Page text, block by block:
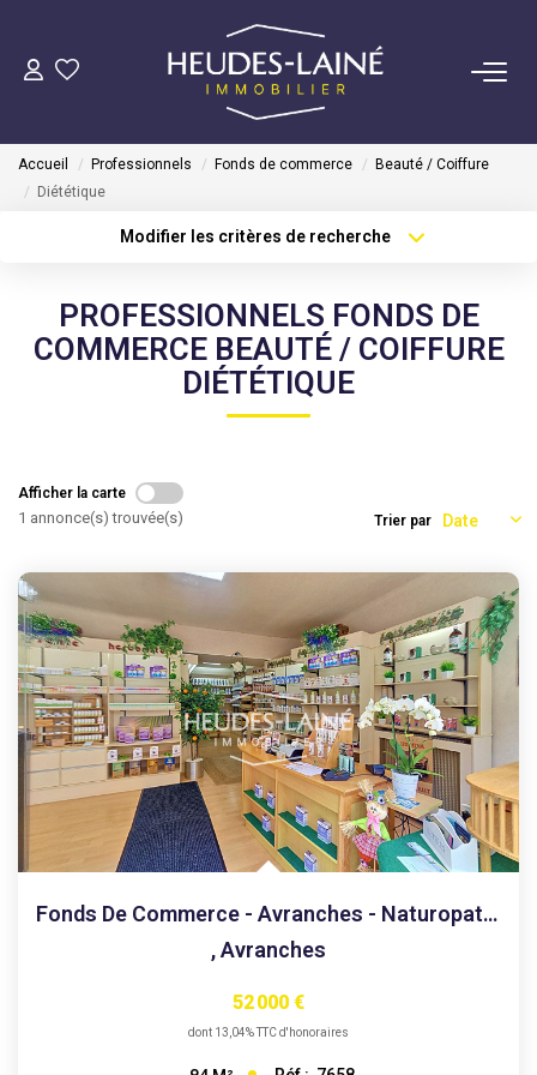
VENDRE
GÉRER
Mise En Location
Gestion Locative
AGENCES
CONTACT
EXTRANET
Accueil Professionnels Fonds de commerce
Beauté / Coiffure
Diététique
Modifier les critères de recherche
Type de bien
Budget max Plus de critères
PROFESSIONNELS FONDS DE
COMMERCE BEAUTÉ / COIFFURE
DIÉTÉTIQUE
Afficher la carte
1 annonce(s) trouvée(s) Trier par
Fonds De Commerce - Avranches - Naturopathie - Diététique -...
,Avranches
52 000 €
dont 13,04% TTC d'honoraires